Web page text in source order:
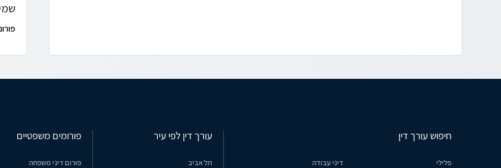
חיפוש עורך דין
פלילי
דיני עבודה
עורך דין לפי עיר
תל אביב
פורומים משפטיים
פורום דיני משפחה